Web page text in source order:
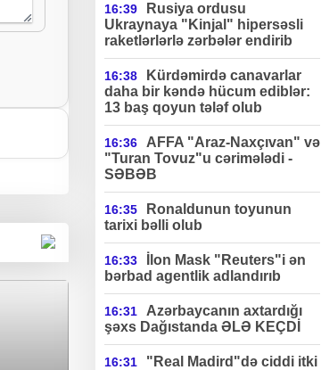
16:39
Rusiya ordusu
Ukraynaya "Kinjal" hipersəsli
raketlərlərlə zərbələr endirib
16:38
Kürdəmirdə canavarlar
daha bir kəndə hücum ediblər:
13 baş qoyun tələf olub
16:36
AFFA "Araz-Naxçıvan" və
"Turan Tovuz"u cərimələdi -
SƏBƏB
16:35
Ronaldunun toyunun
tarixi bəlli olub
16:33
İlon Mask "Reuters"i ən
bərbad agentlik adlandırıb
16:31
Azərbaycanın axtardığı
şəxs Dağıstanda ƏLƏ KEÇDİ
16:31
"Real Madird"də ciddi itki